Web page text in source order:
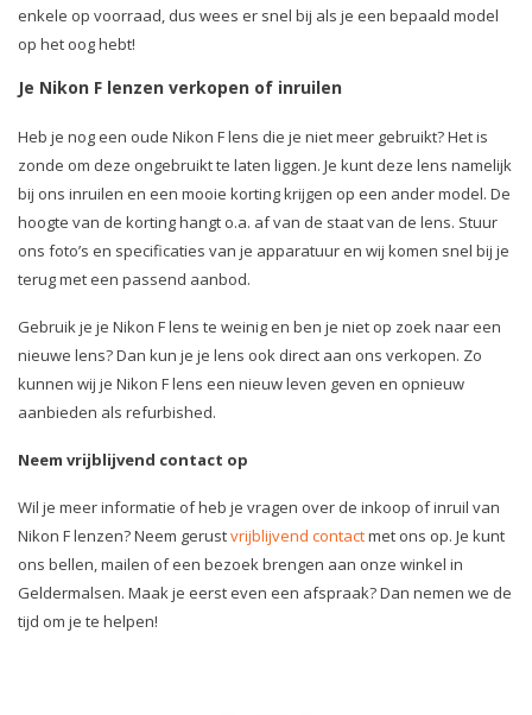
enkele op voorraad, dus wees er snel bij als je een bepaald model
op het oog hebt!
Je Nikon F lenzen verkopen of inruilen
Heb je nog een oude Nikon F lens die je niet meer gebruikt? Het is
zonde om deze ongebruikt te laten liggen. Je kunt deze lens namelijk
bij ons inruilen en een mooie korting krijgen op een ander model. De
hoogte van de korting hangt o.a. af van de staat van de lens. Stuur
ons foto’s en specificaties van je apparatuur en wij komen snel bij je
terug met een passend aanbod.
Gebruik je je Nikon F lens te weinig en ben je niet op zoek naar een
nieuwe lens? Dan kun je je lens ook direct aan ons verkopen. Zo
kunnen wij je Nikon F lens een nieuw leven geven en opnieuw
aanbieden als refurbished.
Neem vrijblijvend contact op
Wil je meer informatie of heb je vragen over de inkoop of inruil van
Nikon F lenzen? Neem gerustvrijblijvend contactmet ons op. Je kunt
ons bellen, mailen of een bezoek brengen aan onze winkel in
Geldermalsen. Maak je eerst even een afspraak? Dan nemen we de
tijd om je te helpen!